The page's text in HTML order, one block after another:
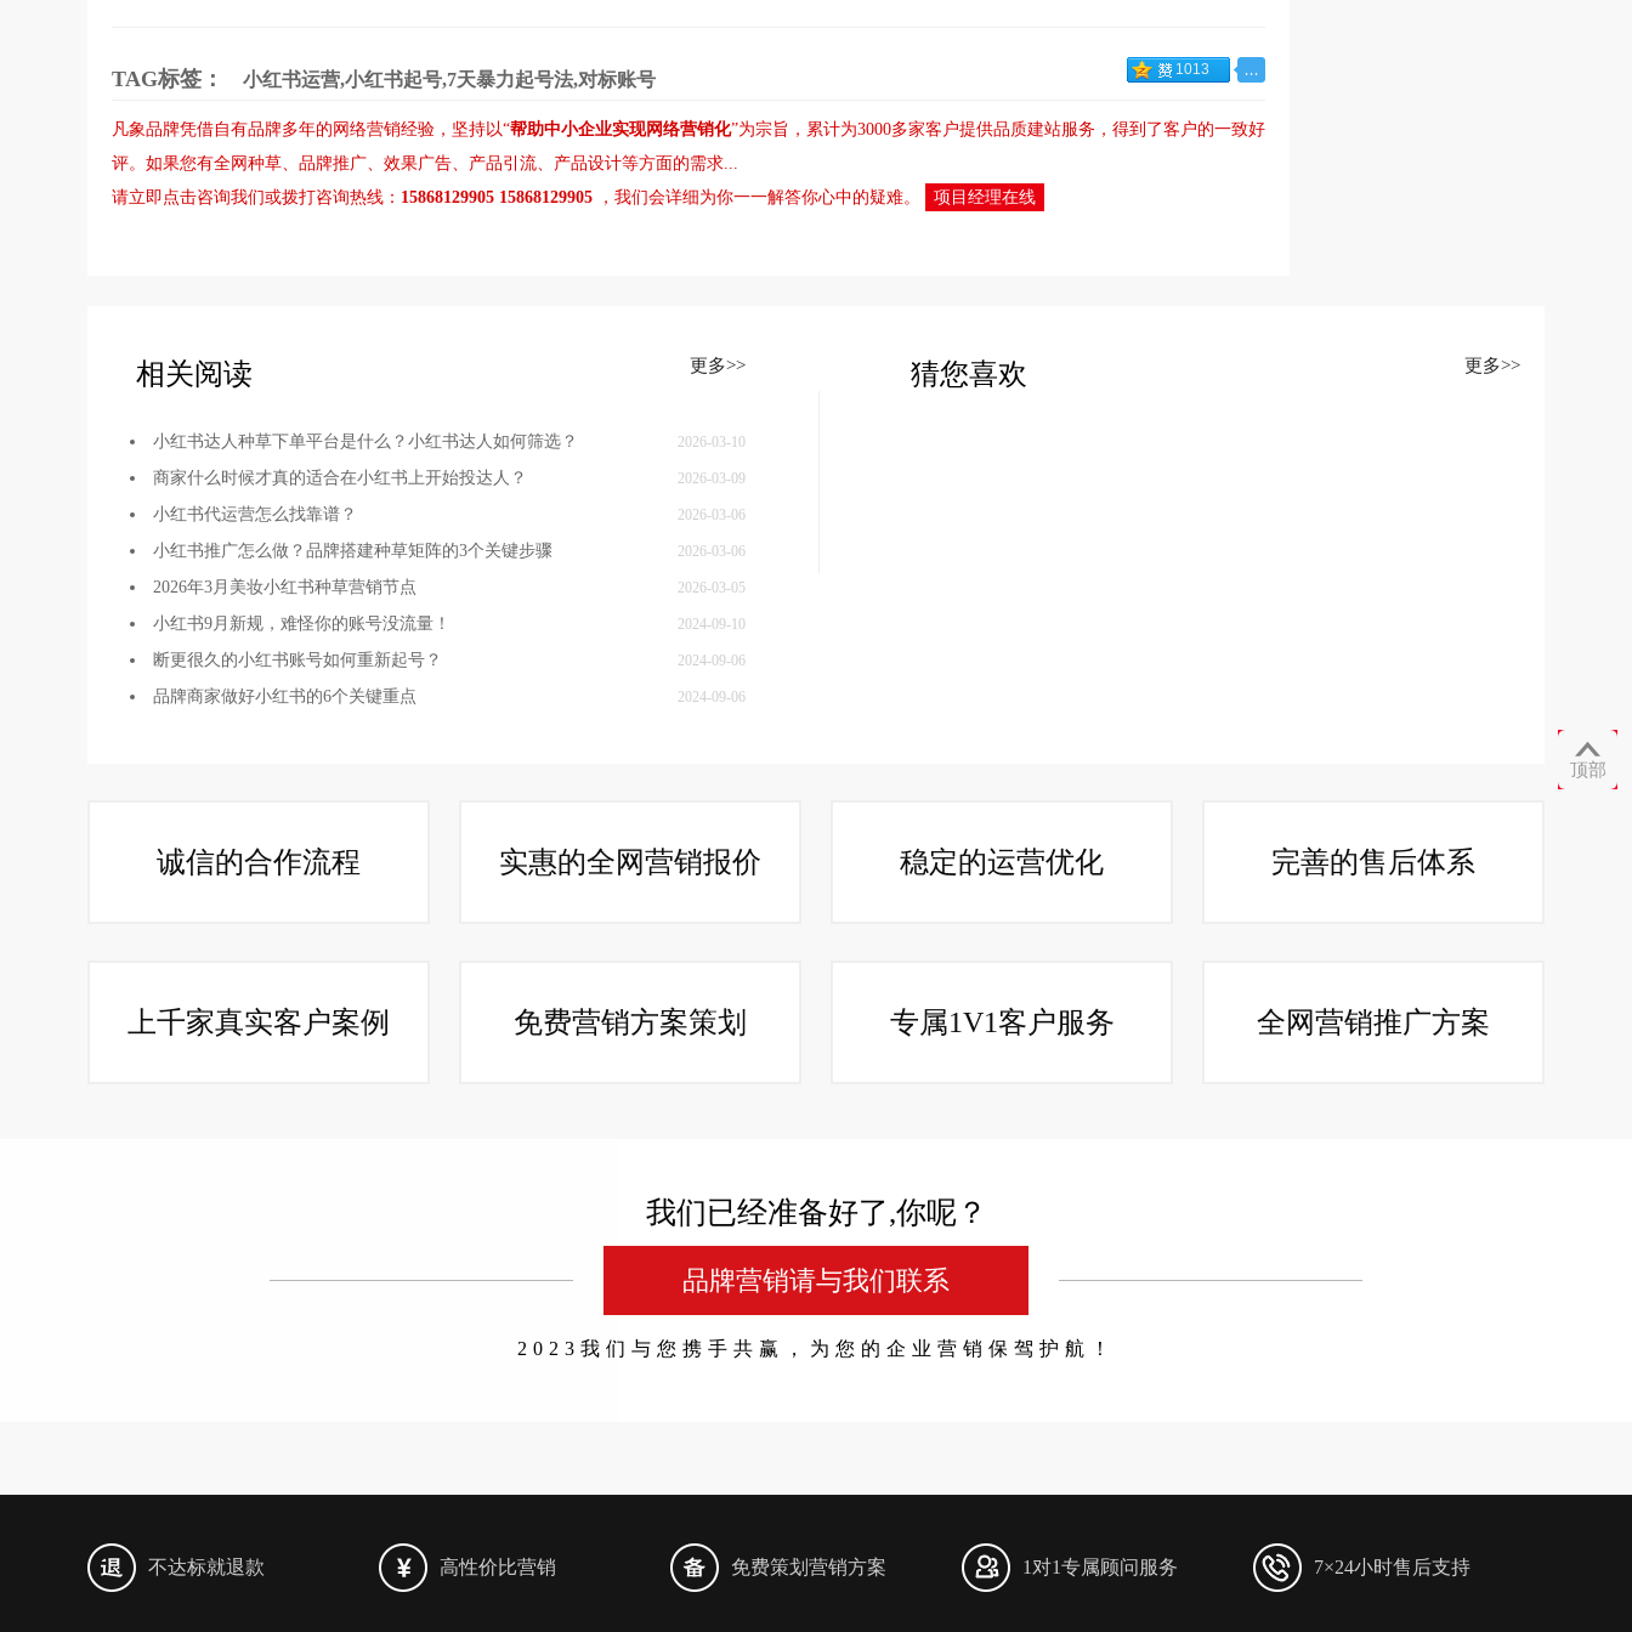
TAG标签： 小红书运营,小红书起号,7天暴力起号法,对标账号 1013
凡象品牌凭借自有品牌多年的网络营销经验，坚持以“帮助中小企业实现网络营销化”为宗旨，累计为3000多家客户提供品质建站服务，得到了客户的一致好
评。如果您有全网种草、 品牌推广、 效果广告、 产品引流、 产品设计等方面的需求...
请立即点击咨询我们或拨打咨询热线： 15868129905 15868129905 ，我们会详细为你一一解答你心中的疑难。 项目经理在线
相关阅读 更多>>
小红书达人种草下单平台是什么？小红书达人如何筛选？ 2026-03-10
商家什么时候才真的适合在小红书上开始投达人？ 2026-03-09
小红书代运营怎么找靠谱？ 2026-03-06
小红书推广怎么做？品牌搭建种草矩阵的3个关键步骤 2026-03-06
2026年3月美妆小红书种草营销节点 2026-03-05
小红书9月新规，难怪你的账号没流量！ 2024-09-10
断更很久的小红书账号如何重新起号？ 2024-09-06
品牌商家做好小红书的6个关键重点 2024-09-06
猜您喜欢 更多>>
诚信的合作流程 实惠的全网营销报价 稳定的运营优化 完善的售后体系
上千家真实客户案例 免费营销方案策划 专属1V1客户服务 全网营销推广方案
我们已经准备好了,你呢？
品牌营销请与我们联系
2023我们与您携手共赢，为您的企业营销保驾护航！
不达标就退款 高性价比营销 免费策划营销方案 1对1专属顾问服务 7×24小时售后支持

顶部